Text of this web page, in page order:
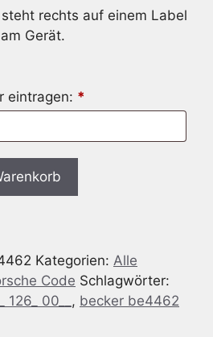
rechts auf einem Label
am Gerät.
eintragen: *
Kategorien: Alle
Code Schlagwörter:
00__ , becker be4462